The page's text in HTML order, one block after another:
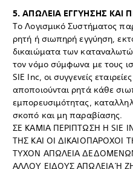
5. ΑΠΩΛΕΙΑ ΕΓΓΥΗΣΗΣ ΚΑΙ
Το Λογισμικό Συστήματος
ρητή ή σιωπηρή εγγύηση,
δικαιώματα των
τον νόμο σύμφωνα με τους
SIE Inc, οι συγγενείς
αποποιούνται ρητά κάθε
εμπορευσιμότητας,
σκοπό και μη παραβίασης.
ΣΕ ΚΑΜΙΑ ΠΕΡΙΠΤΩΣΗ Η SIE
ΤΗΣ ΚΑΙ ΟΙ
ΤΥΧΟΝ ΑΠΩΛΕΙΑ
ΑΛΛΟΥ ΕΙΔΟΥΣ ΑΠΩΛΕΙΑ Ή